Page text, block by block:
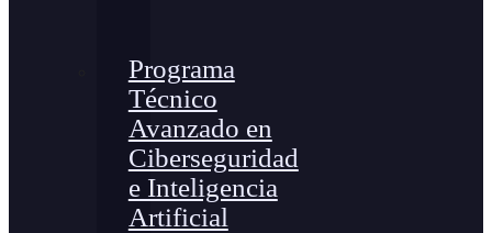
Programa
Técnico
Avanzado en
Ciberseguridad
e Inteligencia
Artificial